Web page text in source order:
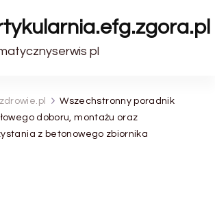
pl
zdrowie.pl
Wszechstronny poradnik
doboru, montażu oraz
z betonowego zbiornika